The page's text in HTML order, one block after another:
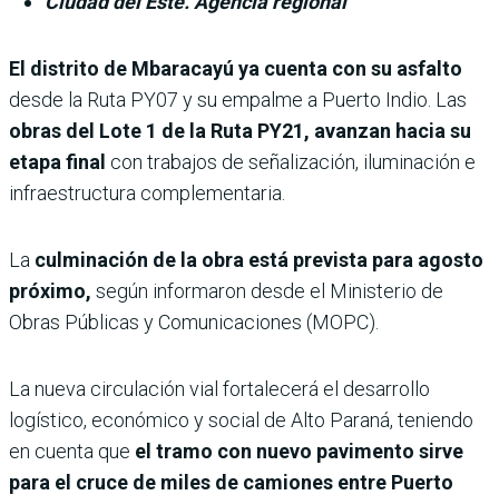
El distrito de Mbaracayú ya cuenta con su asfalto
desde la Ruta PY07 y su empalme a Puerto Indio. Las
obras del Lote 1 de la Ruta PY21, avanzan hacia su
etapa final con trabajos de señalización, iluminación e
infraestructura complementaria.
La culminación de la obra está prevista para agosto
próximo, según informaron desde el Ministerio de
Obras Públicas y Comunicaciones (MOPC).
La nueva circulación vial fortalecerá el desarrollo
logístico, económico y social de Alto Paraná, teniendo
en cuenta que el tramo con nuevo pavimento sirve
para el cruce de miles de camiones entre Puerto